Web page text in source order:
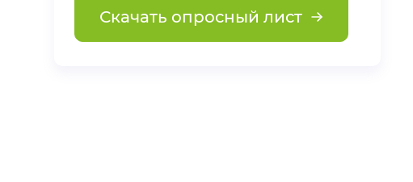
Скачать опросный лист